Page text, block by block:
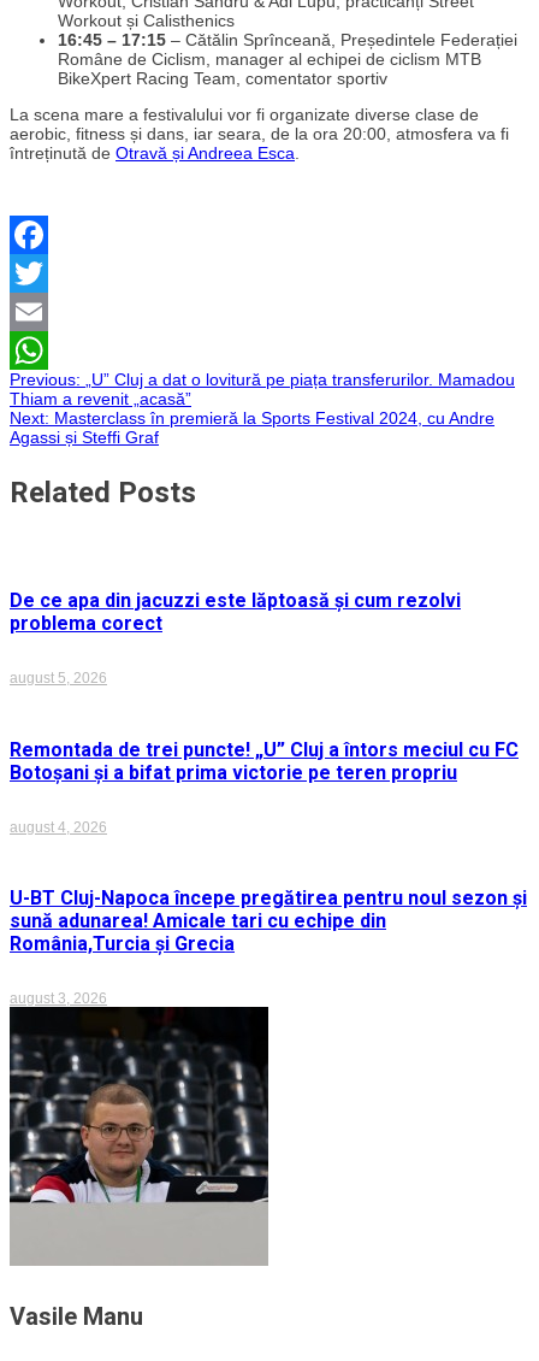
Workout și Calisthenics
16:45 – 17:15 – Cătălin Sprînceană, Președintele Federației
Române de Ciclism, manager al echipei de ciclism MTB
BikeXpert Racing Team, comentator sportiv
La scena mare a festivalului vor fi organizate diverse clase de
aerobic, fitness și dans, iar seara, de la ora 20:00, atmosfera va fi
întreținută de Otravă și Andreea Esca
Facebook
Twitter
Email
WhatsApp
Navigare
în
articole
Previous:
„U” Cluj a dat o lovitură pe piața transferurilor. Mamadou
Thiam a revenit „acasă”
Next: Masterclass în premieră la Sports Festival 2024, cu Andre
Agassi și Steffi Graf
Related Posts
De ce apa din jacuzzi este lăptoasă și cum rezolvi
problema corect
august 5, 2026
Remontada de trei puncte! „U” Cluj a întors meciul cu FC
Botoșani și a bifat prima victorie pe teren propriu
august 4, 2026
U-BT Cluj-Napoca începe pregătirea pentru noul sezon și
sună adunarea! Amicale tari cu echipe din
România,Turcia și Grecia
august 3, 2026
Vasile Manu